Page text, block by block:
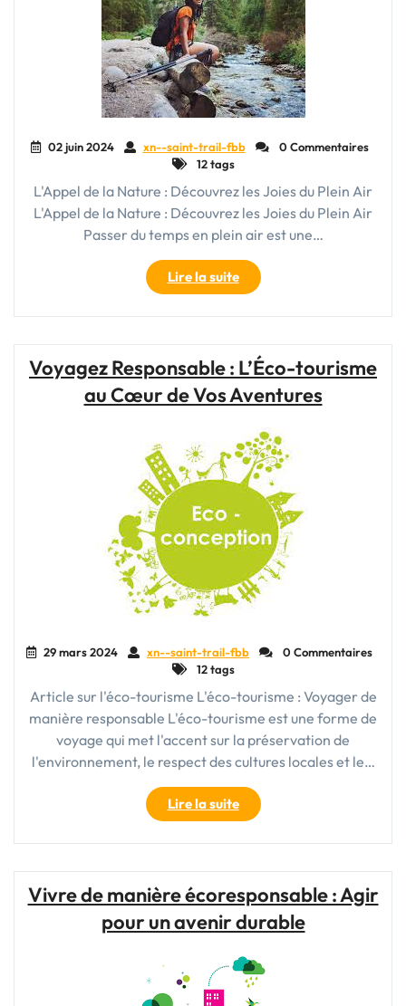
02 juin 2024 xn--saint-trail-fbb
0 Commentaires
12 tags
L'Appel de la Nature : Découvrez les Joies du Plein Air
L'Appel de la Nature : Découvrez les Joies du Plein Air
Passer du temps en plein air est une…
Lire la suite"Vivez
l’aventure
en
:
Explorez
nature
sauvage
et
respirez
la
liberté"
Voyagez Responsable : L’Éco-tourisme
au Cœur de Vos Aventures
29 mars 2024 xn--saint-trail-fbb
0 Commentaires
12 tags
Article sur l'éco-tourisme L'éco-tourisme : Voyager de
manière responsable L'éco-tourisme est une forme de
voyage qui met l'accent sur la préservation de
l'environnement, le respect des cultures locales et le…
Lire la suite"Voyagez
Responsable
:
au
Cœur
Vos
Aventures"
Vivre de manière écoresponsable : Agir
pour un avenir durable